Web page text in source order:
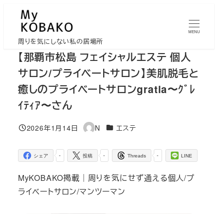
周りを気にしない私の居場所
MENU
【那覇市松島 フェイシャルエステ 個人
サロン/プライベートサロン】美肌脱毛と
癒しのプライベートサロンgratia〜ｸﾞﾚ
ｲﾃｨｱ〜さん
投稿日
2026年1月14日
著
N カテゴリー
エステ
-
シェア -
投稿 -
Threads LINE
MyKOBAKO掲載｜周りを気にせず通える個人/プ
ライベートサロン/マンツーマン